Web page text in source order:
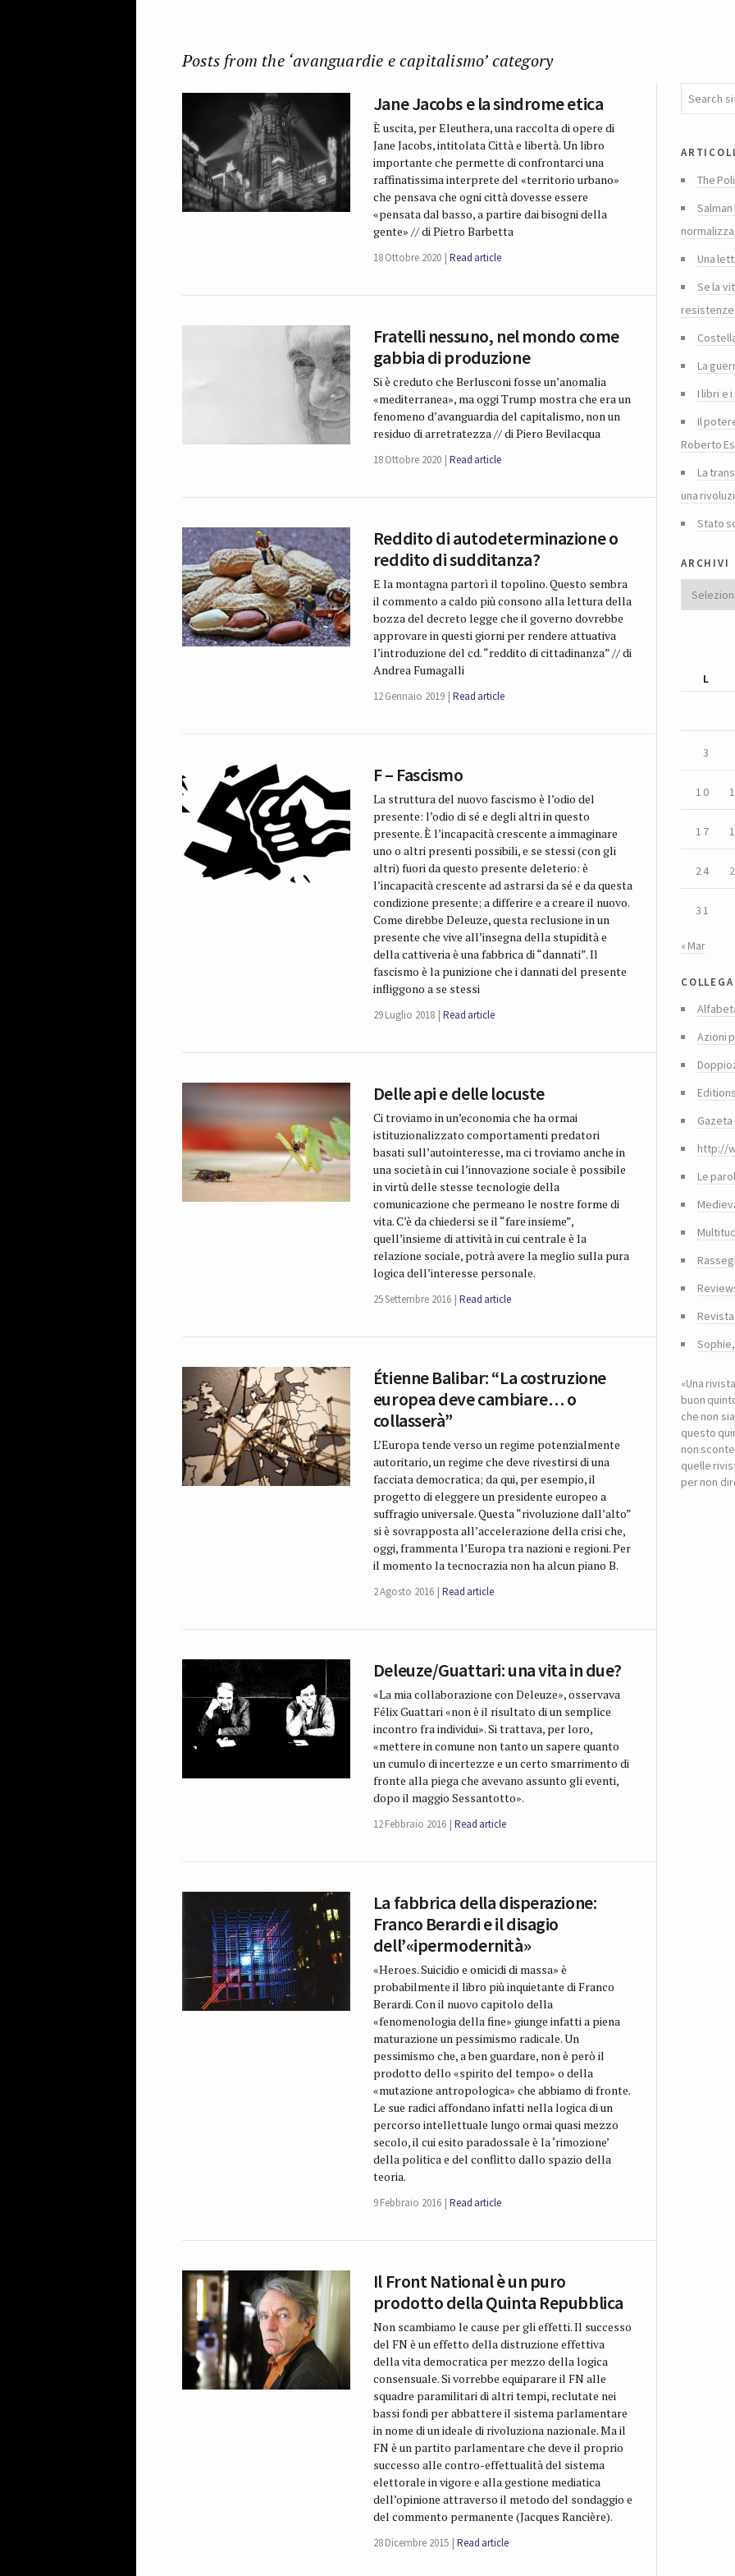
Posts from the ‘avanguardie e capitalismo’ category
Jane Jacobs e la sindrome etica
È uscita, per Eleuthera, una raccolta di opere di
Jane Jacobs, intitolata Città e libertà. Un libro
importante che permette di confrontarci una
raffinatissima interprete del «territorio urbano»
che pensava che ogni città dovesse essere
«pensata dal basso, a partire dai bisogni della
gente» // di Pietro Barbetta
18 Ottobre 2020 Read article
Fratelli nessuno, nel mondo come
gabbia di produzione
Si è creduto che Berlusconi fosse un’anomalia
«mediterranea», ma oggi Trump mostra che era un
fenomeno d’avanguardia del capitalismo, non un
residuo di arretratezza // di Piero Bevilacqua
18 Ottobre 2020 Read article
Reddito di autodeterminazione o
reddito di sudditanza?
E la montagna partorì il topolino. Questo sembra
il commento a caldo più consono alla lettura della
bozza del decreto legge che il governo dovrebbe
approvare in questi giorni per rendere attuativa
l’introduzione del cd. “reddito di cittadinanza” // di
Andrea Fumagalli
12 Gennaio 2019 Read article
F – Fascismo
La struttura del nuovo fascismo è l’odio del
presente: l’odio di sé e degli altri in questo
presente. È l’incapacità crescente a immaginare
uno o altri presenti possibili, e se stessi (con gli
altri) fuori da questo presente deleterio: è
l’incapacità crescente ad astrarsi da sé e da questa
condizione presente; a differire e a creare il nuovo.
Come direbbe Deleuze, questa reclusione in un
presente che vive all’insegna della stupidità e
della cattiveria è una fabbrica di “dannati”. Il
fascismo è la punizione che i dannati del presente
infliggono a se stessi
29 Luglio 2018 Read article
Delle api e delle locuste
Ci troviamo in un’economia che ha ormai
istituzionalizzato comportamenti predatori
basati sull’autointeresse, ma ci troviamo anche in
una società in cui l’innovazione sociale è possibile
in virtù delle stesse tecnologie della
comunicazione che permeano le nostre forme di
vita. C’è da chiedersi se il “fare insieme”,
quell’insieme di attività in cui centrale è la
relazione sociale, potrà avere la meglio sulla pura
logica dell’interesse personale.
25 Settembre 2016 Read article
Étienne Balibar: “La costruzione
europea deve cambiare… o
collasserà”
L’Europa tende verso un regime potenzialmente
autoritario, un regime che deve rivestirsi di una
facciata democratica; da qui, per esempio, il
progetto di eleggere un presidente europeo a
suffragio universale. Questa “rivoluzione dall’alto”
si è sovrapposta all’accelerazione della crisi che,
oggi, frammenta l’Europa tra nazioni e regioni. Per
il momento la tecnocrazia non ha alcun piano B.
2 Agosto 2016 Read article
Deleuze/Guattari: una vita in due?
«La mia collaborazione con Deleuze», osservava
Félix Guattari «non è il risultato di un semplice
incontro fra individui». Si trattava, per loro,
«mettere in comune non tanto un sapere quanto
un cumulo di incertezze e un certo smarrimento di
fronte alla piega che avevano assunto gli eventi,
dopo il maggio Sessantotto».
12 Febbraio 2016 Read article
La fabbrica della disperazione:
Franco Berardi e il disagio
dell’«ipermodernità»
«Heroes. Suicidio e omicidi di massa» è
probabilmente il libro più inquietante di Franco
Berardi. Con il nuovo capitolo della
«fenomenologia della fine» giunge infatti a piena
maturazione un pessimismo radicale. Un
pessimismo che, a ben guardare, non è però il
prodotto dello «spirito del tempo» o della
«mutazione antropologica» che abbiamo di fronte.
Le sue radici affondano infatti nella logica di un
percorso intellettuale lungo ormai quasi mezzo
secolo, il cui esito paradossale è la ‘rimozione’
della politica e del conflitto dallo spazio della
teoria.
9 Febbraio 2016 Read article
Il Front National è un puro
prodotto della Quinta Repubblica
Non scambiamo le cause per gli effetti. Il successo
del FN è un effetto della distruzione effettiva
della vita democratica per mezzo della logica
consensuale. Si vorrebbe equiparare il FN alle
squadre paramilitari di altri tempi, reclutate nei
bassi fondi per abbattere il sistema parlamentare
in nome di un ideale di rivoluziona nazionale. Ma il
FN è un partito parlamentare che deve il proprio
successo alle contro-effettualità del sistema
elettorale in vigore e alla gestione mediatica
dell’opinione attraverso il metodo del sondaggio e
del commento permanente (Jacques Rancière).
28 Dicembre 2015 Read article
The
Una
Se la
resistenze
La
I libri e
Il
Roberto
La
una
Stato
archivi
L
3
10
17
24
31
« Mar
Azioni
http://
Le
«Una
buon
che non
questo
non
quelle
per non